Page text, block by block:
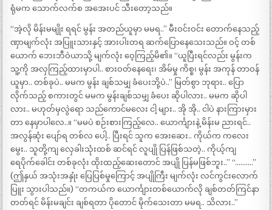
ရုံမက သောက်လက်စ အအေးပင် သီးတော့သည်။
“အဲ့လို မိန်းမမျိုး ရရင် မွန်း အတည်ယူမှာ မမရ..” မီးဝင်းဝင်း တောက်နေသည့်
ဏှာမျက်လုံး အပြူးသားနှင့် အားပါးတရ ဆက်ပြောနေသေးသည်။ ဝင့် တစ်
ယောက် ဘေးဘီဝဲယာသို့ မျက်လုံး ဝေ့ကြည့်မိ၏။ “ယူပြီးရင်လည်း မွန်းက
သူ့ကို အလှကြည့်ထားမှာပါ.. စားဝတ်နေရေး၊ အိမ်မှု ကိစ္စ၊ မွန်း အကုန် တာဝန်
ယူမှာ.. တစ်ခုပဲ.. မမက မွန်း ချစ်သမျှ ခံပေးဘို့ပဲ..” မြတ်စွာ ဘုရား.. ပြော
လိုက်သည့် စကားတွင် မမက မွန်းချစ်သမျှ ခံပေး ဆိုပါလား.. မမက ဆိုပါ
လား.. မဟုတ်မှလွဲရော သည်ကောင်မလေး ငါ့ များ.. အို အို.. ငါပဲ နားကြားမှား
တာ နေမှာပါလေ..။ “မမပဲ စဉ်းစားကြည့်လေ.. ယောင်္ကျားနဲ့ မိန်းမ ညားရင်..
အလွန်ဆုံး ပျော်ရ တစ်လ ပေါ့.. ပြီးရင် သူက အေးဆေး.. ကိုယ်က ကလေး
မွေး.. သူတို့ကျ လှေခါးသုံးထစ် ဆင်ရင် လူပျို ပြန်ဖြစ်သတဲ့.. ကိုယ့်ကျ
ရေပိုက်ခေါင်း တစ်ခုလုံး ထိုးထည့်ဆေးတောင် အပျို ပြန်မဖြစ်ဘူး..” “……….”
(ဤနှယ် အသုံးအနှုံး ပြေပြစ်မှုကြောင့် အပျိုကြီး မျက်လုံး လင်ကွင်းလောက်
ပြူး သွားပါသည်။) “တကယ်က ယောင်္ကျားတစ်ယောက်လို ချစ်တတ်ကြင်နာ
တတ်ရင် မိန်းမချင်း ချစ်ရတာ ပိုတောင် မိုက်သေးတာ မမရ.. သိလား..”